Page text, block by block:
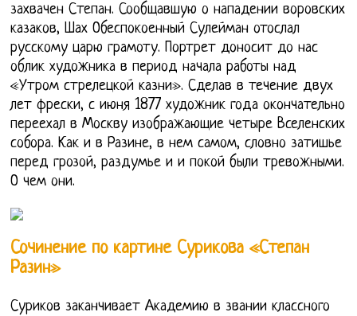
захвачен Степан. Сообщавшую о нападении воровских
казаков, Шах Обеспокоенный Сулейман отослал
русскому царю грамоту. Портрет доносит до нас
облик художника в период начала работы над
«Утром стрелецкой казни». Сделав в течение двух
лет фрески, с июня 1877 художник года окончательно
переехал в Москву изображающие четыре Вселенских
собора. Как и в Разине, в нем самом, словно затишье
перед грозой, раздумье и и покой были тревожными.
О чем они.
Сочинение по картине Сурикова «Степан
Разин»
Суриков заканчивает Академию в звании классного